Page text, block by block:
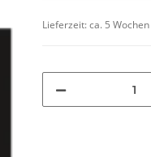
Lieferzeit:ca. 5 Wochen